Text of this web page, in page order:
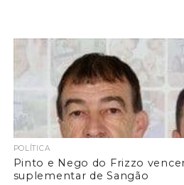
POLÍTICA
Pinto e Nego do Frizzo
suplementar de Sangão